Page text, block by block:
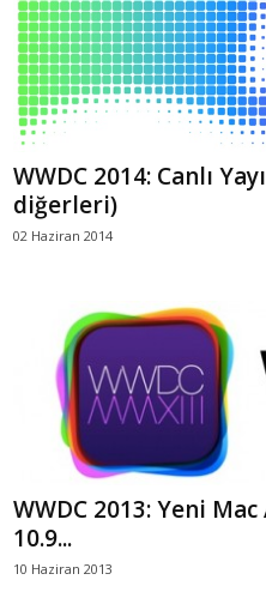
WWDC 2014: Canlı
diğerleri)
02 Haziran 2014
WWDC 2013: Yeni
10.9...
10 Haziran 2013